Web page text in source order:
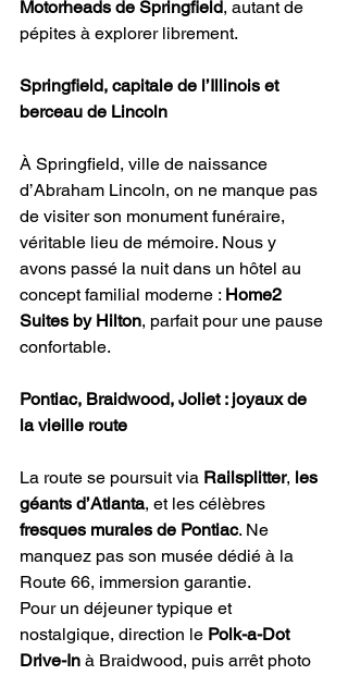
Motorheads de Springfield, autant de
pépites à explorer librement.
Springfield, capitale de l’Illinois et
berceau de Lincoln
À Springfield, ville de naissance
d’Abraham Lincoln, on ne manque pas
de visiter son monument funéraire,
véritable lieu de mémoire. Nous y
avons passé la nuit dans un hôtel au
concept familial moderne : Home2
Suites by Hilton, parfait pour une pause
confortable.
Pontiac, Braidwood, Joliet : joyaux de
la vieille route
La route se poursuit via Railsplitter, les
géants d’Atlanta, et les célèbres
fresques murales de Pontiac. Ne
manquez pas son musée dédié à la
Route 66, immersion garantie.
Pour un déjeuner typique et
nostalgique, direction le Polk-a-Dot
Drive-In à Braidwood, puis arrêt photo